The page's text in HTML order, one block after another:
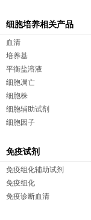
细胞培养相关产品
血清
培养基
平衡盐溶液
细胞凋亡
细胞株
细胞辅助试剂
细胞因子
免疫试剂
免疫组化辅助试剂
免疫组化
免疫诊断血清